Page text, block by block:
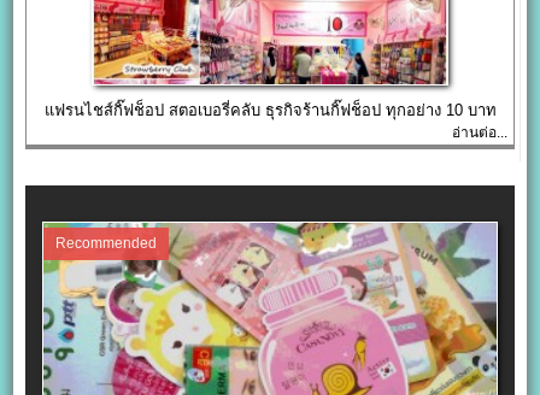
แฟรนไชส์กิ๊ฟช็อป สตอเบอรี่คลับ ธุรกิจร้านกิ๊ฟช็อป ทุกอย่าง 10 บาท
อ่านต่อ...
Recommended